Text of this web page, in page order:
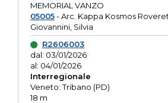
MEMORIAL VANZO
05005- Arc. Kappa Kosmos
Giovannini, Silvia
R2606003
dal: 03/01/2026
al: 04/01/2026
Interregionale
Veneto: Tribano (PD)
18 m